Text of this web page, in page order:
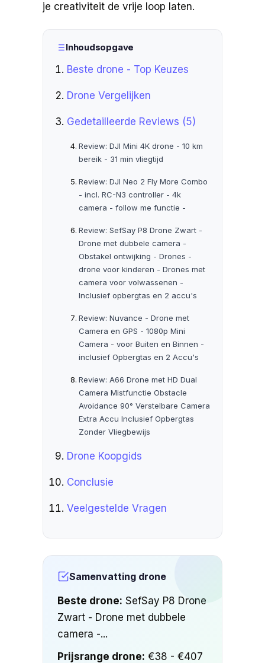
je creativiteit de vrije loop laten.
Inhoudsopgave
Beste drone - Top Keuzes
Drone Vergelijken
Gedetailleerde Reviews (5)
Review: DJI Mini 4K drone - 10 km
bereik - 31 min vliegtijd
Review: DJI Neo 2 Fly More Combo
- incl. RC-N3 controller - 4k
camera - follow me functie -
Review: SefSay P8 Drone Zwart -
Drone met dubbele camera -
Obstakel ontwijking - Drones -
drone voor kinderen - Drones met
camera voor volwassenen -
Inclusief opbergtas en 2 accu's
Review: Nuvance - Drone met
Camera en GPS - 1080p Mini
Camera - voor Buiten en Binnen -
inclusief Opbergtas en 2 Accu's
Review: A66 Drone met HD Dual
Camera Mistfunctie Obstacle
Avoidance 90° Verstelbare Camera
Extra Accu Inclusief Opbergtas
Zonder Vliegbewijs
Drone Koopgids
Conclusie
Veelgestelde Vragen
Samenvatting drone
Beste drone: SefSay P8 Drone
Zwart - Drone met dubbele
camera -...
Prijsrange drone: €38 - €407